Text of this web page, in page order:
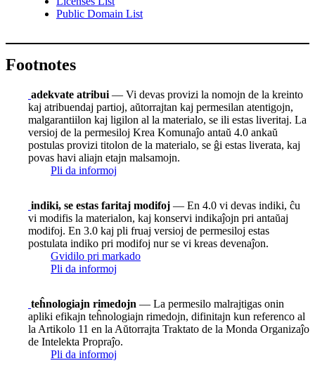
Public Domain List
Footnotes
adekvate atribui — Vi devas provizi la nomojn de la kreinto
kaj atribuendaj partioj, aŭtorrajtan kaj permesilan atentigojn,
malgarantiilon kaj ligilon al la materialo, se ili estas liveritaj. La
versioj de la permesiloj Krea Komunaĵo antaŭ 4.0 ankaŭ
postulas provizi titolon de la materialo, se ĝi estas liverata, kaj
povas havi aliajn etajn malsamojn.
Pli da informoj
indiki, se estas faritaj modifoj — En 4.0 vi devas indiki, ĉu
vi modifis la materialon, kaj konservi indikaĵojn pri antaŭaj
modifoj. En 3.0 kaj pli fruaj versioj de permesiloj estas
postulata indiko pri modifoj nur se vi kreas devenaĵon.
Gvidilo pri markado
Pli da informoj
teĥnologiajn rimedojn — La permesilo malrajtigas onin
apliki efikajn teĥnologiajn rimedojn, difinitajn kun referenco al
la Artikolo 11 en la Aŭtorrajta Traktato de la Monda Organizaĵo
de Intelekta Propraĵo.
Pli da informoj